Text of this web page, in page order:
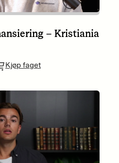
– Kristiania
Kjøp faget